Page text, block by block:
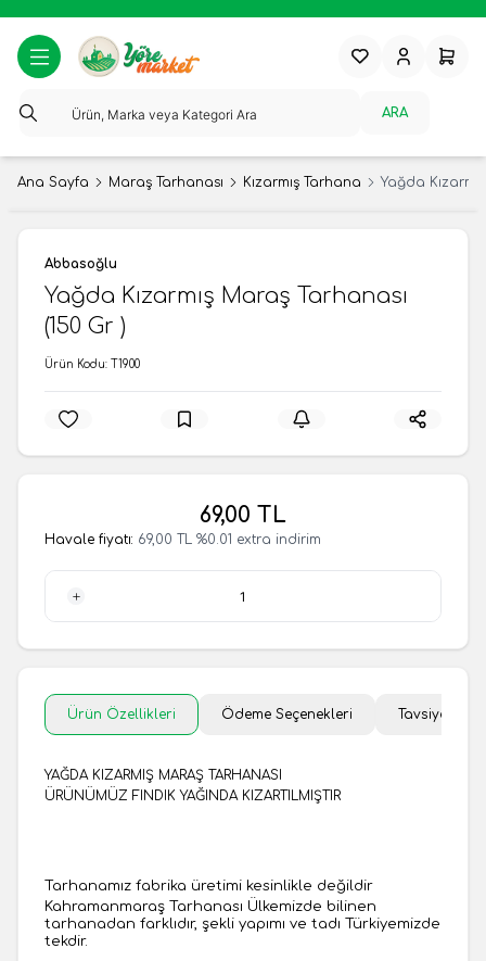
ARA
FavorilerimHesabım
Ana Sayfa Maraş Tarhanası Kızarmış Tarhana Yağda
Abbasoğlu
Yağda Kızarmış Maraş Tarhanası
(150 Gr )
Ürün Kodu: T1900
69,00 TL
Havale fiyatı: 69,00 TL %0.01 extra indirim
Ürün Özellikleri Ödeme Seçenekleri Tavsiye Et
YAĞDA​ KIZARMIŞ MARAŞ TARHANASI
ÜRÜNÜMÜZ FINDIK YAĞINDA KIZARTILMIŞTIR
Tarhanamız fabrika üretimi kesinlikle değildir
Kahramanmaraş Tarhanası Ülkemizde bilinen
tarhanadan farklıdır, şekli yapımı ve tadı Türkiyemizde
tekdir.